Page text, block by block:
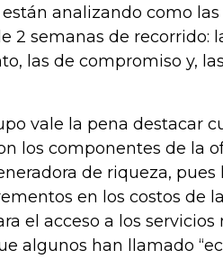
analizando como
2 semanas de recorrido:
las de compromiso y,
vale la pena destacar
los componentes de la
de riqueza,
en los costos de
el acceso a los
algunos han llamado